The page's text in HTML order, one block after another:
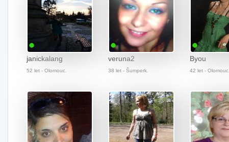
janickalang
52 let - Olomouc.
veruna2
38 let - Šumperk.
Byou
42 let - Olomouc.